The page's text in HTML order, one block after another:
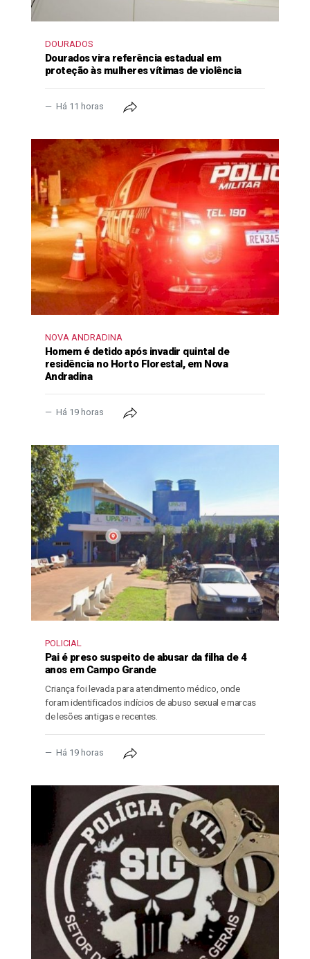
DOURADOS
Dourados vira referência estadual em
proteção às mulheres vítimas de violência
Há 11 horas
NOVA ANDRADINA
Homem é detido após invadir quintal de
residência no Horto Florestal, em Nova
Andradina
Há 19 horas
POLICIAL
Pai é preso suspeito de abusar da filha de 4
anos em Campo Grande
Criança foi levada para atendimento médico, onde
foram identificados indícios de abuso sexual e marcas
de lesões antigas e recentes.
Há 19 horas